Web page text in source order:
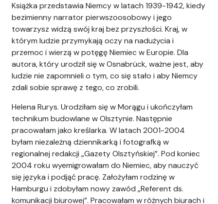
Książka przedstawia Niemcy w latach 1939-1942, kiedy
bezimienny narrator pierwszoosobowy i jego
towarzysz widzą swój kraj bez przyszłości. Kraj, w
którym ludzie przymykają oczy na nadużycia i
przemoc i wierzą w potęgę Niemiec w Europie. Dla
autora, który urodził się w Osnabrück, ważne jest, aby
ludzie nie zapomnieli o tym, co się stało i aby Niemcy
zdali sobie sprawę z tego, co zrobili.
Helena Rurys. Urodziłam się w Morągu i ukończyłam
technikum budowlane w Olsztynie. Następnie
pracowałam jako kreślarka. W latach 2001-2004
byłam niezależną dziennikarką i fotografką w
regionalnej redakcji „Gazety Olsztyńskiej”. Pod koniec
2004 roku wyemigrowałam do Niemiec, aby nauczyć
się języka i podjąć pracę. Założyłam rodzinę w
Hamburgu i zdobyłam nowy zawód „Referent ds.
komunikacji biurowej”. Pracowałam w różnych biurach i